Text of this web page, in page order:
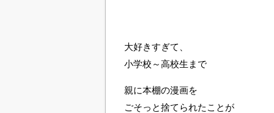
大好きすぎて、
小学校～高校生まで
親に本棚の漫画を
ごそっと捨てられたことが